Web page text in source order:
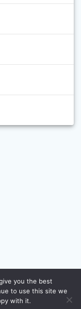
you the best
to use this site we
with it.